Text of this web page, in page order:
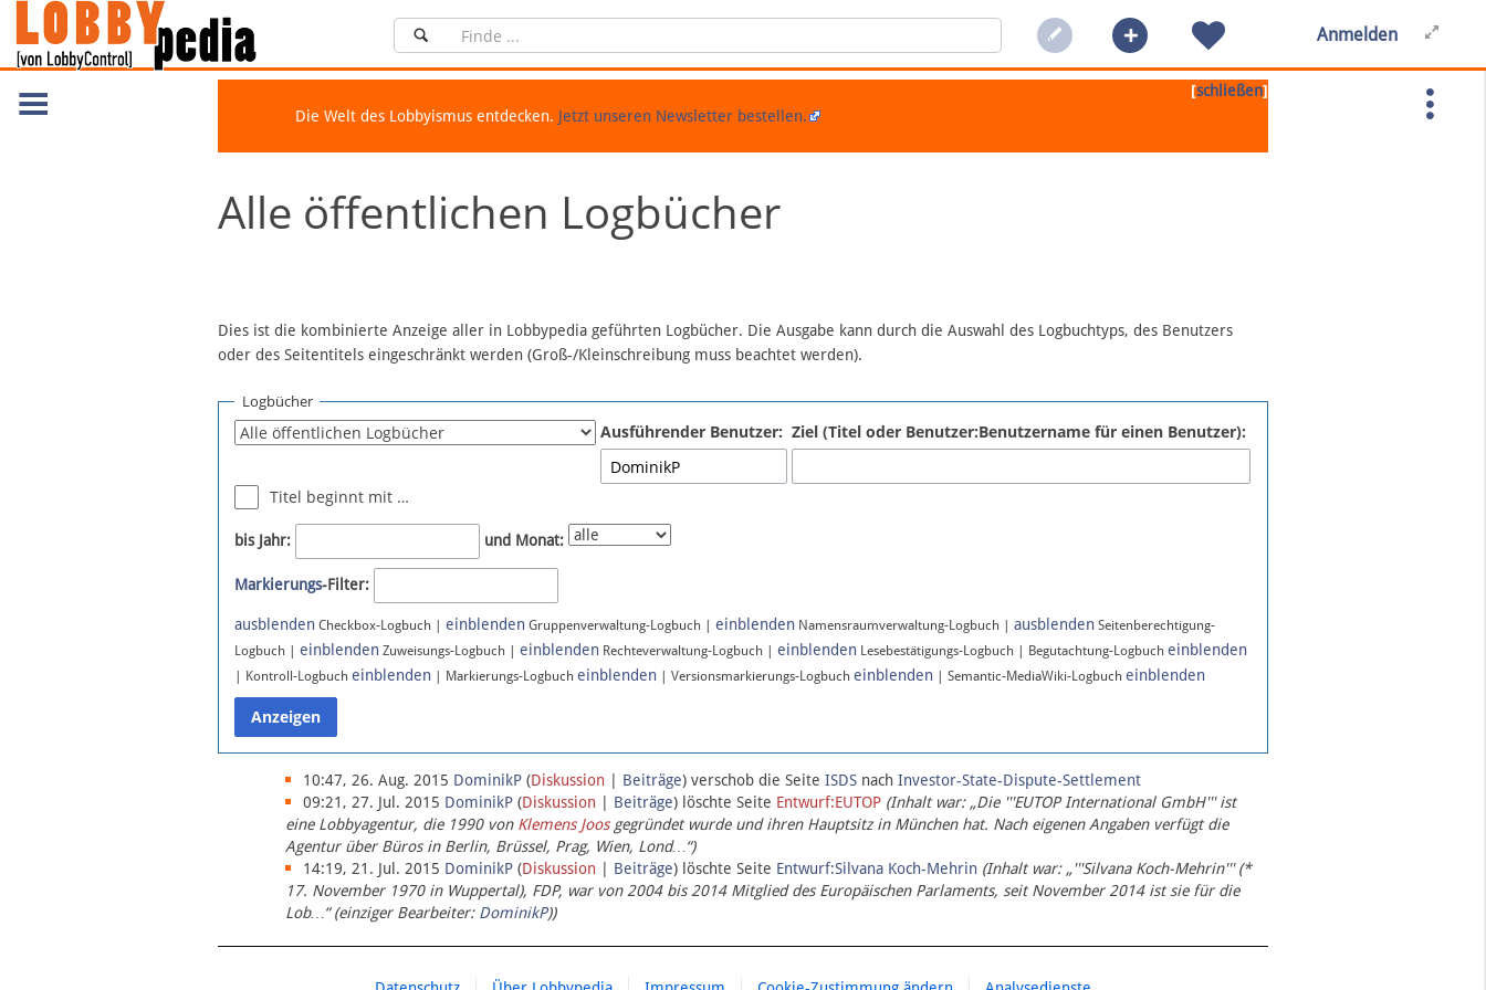
Anmelden
[schließen]
Die Welt des Lobbyismus entdecken. Jetzt unseren Newsletter bestellen.
Alle öffentlichen Logbücher
Dies ist die kombinierte Anzeige aller in Lobbypedia geführten Logbücher. Die Ausgabe kann durch die Auswahl des Logbuchtyps, des Benutzers
oder des Seitentitels eingeschränkt werden (Groß-/Kleinschreibung muss beachtet werden).
Logbücher
Ausführender Benutzer: Ziel (Titel oder Benutzer:Benutzername für einen Benutzer):
Titel beginnt mit …
bis Jahr: und Monat:
Markierungs-Filter:
ausblenden Checkbox-Logbuch | einblenden Gruppenverwaltung-Logbuch | einblenden Namensraumverwaltung-Logbuch | ausblenden Seitenberechtigung-
Logbuch | einblenden Zuweisungs-Logbuch | einblenden Rechteverwaltung-Logbuch | einblenden Lesebestätigungs-Logbuch | Begutachtung-Logbuch einblenden
| Kontroll-Logbuch einblenden | Markierungs-Logbuch einblenden | Versionsmarkierungs-Logbuch einblenden | Semantic-MediaWiki-Logbuch einblenden
10:47, 26. Aug. 2015 DominikP (Diskussion | Beiträge) verschob die Seite ISDS nach Investor-State-Dispute-Settlement
09:21, 27. Jul. 2015 DominikP (Diskussion | Beiträge) löschte Seite Entwurf:EUTOP (Inhalt war: „Die '''EUTOP International GmbH''' ist
eine Lobbyagentur, die 1990 von Klemens Joosgegründet wurde und ihren Hauptsitz in München hat. Nach eigenen Angaben verfügt die
Agentur über Büros in Berlin, Brüssel, Prag, Wien, Lond…“)
14:19, 21. Jul. 2015 DominikP (Diskussion | Beiträge) löschte Seite Entwurf:Silvana Koch-Mehrin (Inhalt war: „'''Silvana Koch-Mehrin''' (*
17. November 1970 in Wuppertal), FDP, war von 2004 bis 2014 Mitglied des Europäischen Parlaments, seit November 2014 ist sie für die
Lob…“ (einziger Bearbeiter: DominikP))